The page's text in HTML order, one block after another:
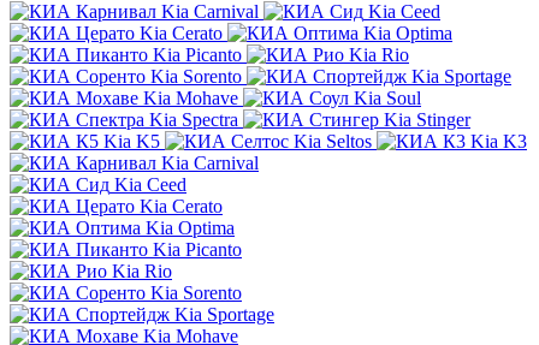
Kia Carnival
Kia Ceed
Kia Cerato
Kia Optima
Kia Picanto
Kia Rio
Kia Sorento
Kia Sportage
Kia Mohave
Kia Soul
Kia Spectra
Kia Stinger
Kia K5
Kia Seltos
Kia K3
Kia Carnival
Kia Ceed
Kia Cerato
Kia Optima
Kia Picanto
Kia Rio
Kia Sorento
Kia Sportage
Kia Mohave